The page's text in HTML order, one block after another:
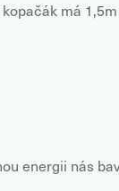
má
energii nás